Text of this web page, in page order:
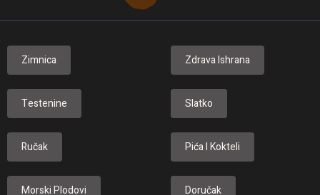
Zimnica Zdrava Ishrana
Testenine Slatko
Ručak Pića I Kokteli
Morski Plodovi Doručak